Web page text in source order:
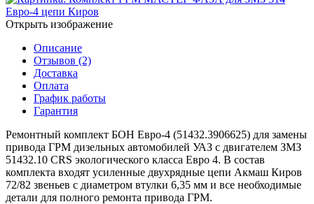
Открыть изображение
Описание
Отзывов (2)
Доставка
Оплата
График работы
Гарантия
Ремонтный комплект БОН Евро-4 (51432.3906625) для замены
привода ГРМ дизельных автомобилей УАЗ с двигателем ЗМЗ
51432.10 CRS экологического класса Евро 4. В состав
комплекта входят усиленные двухрядные цепи Акмаш Киров
72/82 звеньев с диаметром втулки 6,35 мм и все необходимые
детали для полного ремонта привода ГРМ.